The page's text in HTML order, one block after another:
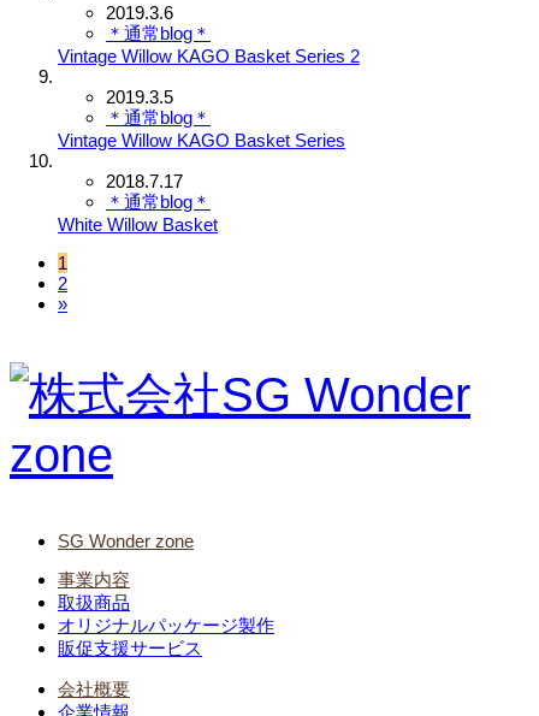
2019.3.6
＊通常blog＊
Vintage Willow KAGO Basket Series 2
2019.3.5
＊通常blog＊
Vintage Willow KAGO Basket Series
2018.7.17
＊通常blog＊
White Willow Basket
1
2
»
SG Wonder zone
事業内容
取扱商品
オリジナルパッケージ製作
販促支援サービス
会社概要
企業情報